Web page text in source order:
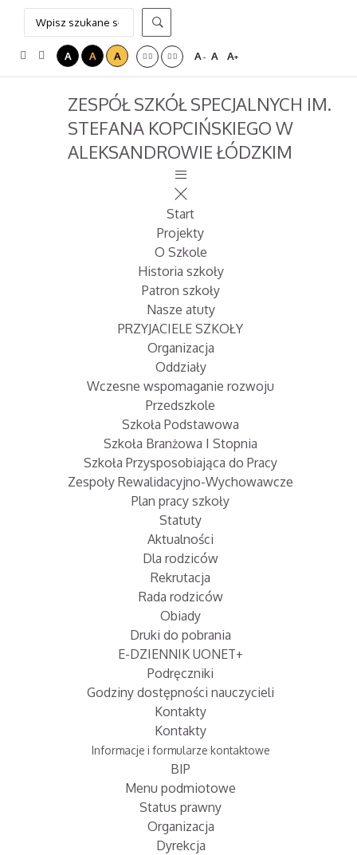
A A A A- A A+
ZESPÓŁ SZKÓŁ SPECJALNYCH IM.
STEFANA KOPCIŃSKIEGO W
ALEKSANDROWIE ŁÓDZKIM
Start
Projekty
O Szkole
Historia szkoły
Patron szkoły
Nasze atuty
PRZYJACIELE SZKOŁY
Organizacja
Oddziały
Wczesne wspomaganie rozwoju
Przedszkole
Szkoła Podstawowa
Szkoła Branżowa I Stopnia
Szkoła Przysposobiająca do Pracy
Zespoły Rewalidacyjno-Wychowawcze
Plan pracy szkoły
Statuty
Aktualności
Dla rodziców
Rekrutacja
Rada rodziców
Obiady
Druki do pobrania
E-DZIENNIK UONET+
Podręczniki
Godziny dostępności nauczycieli
Kontakty
Kontakty
Informacje i formularze kontaktowe
BIP
Menu podmiotowe
Status prawny
Organizacja
Dyrekcja